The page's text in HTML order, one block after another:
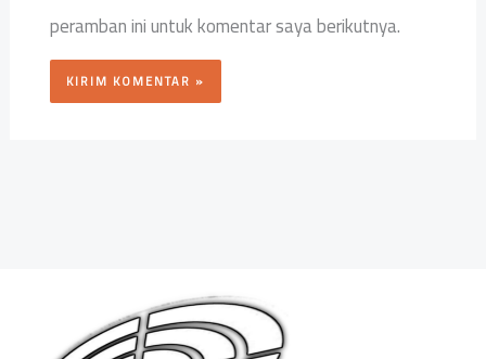
peramban ini untuk komentar saya berikutnya.